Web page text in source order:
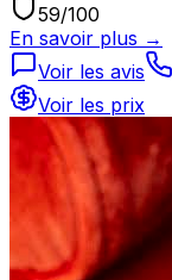
59/100
En savoir plus →
Voir les avis
Voir les prix